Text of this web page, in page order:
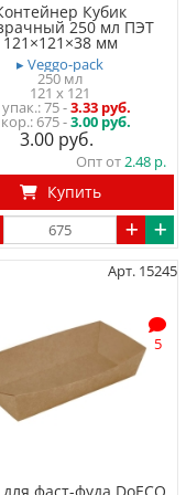
Кубик
250 мл ПЭТ
121×121×38 мм
▸ Veggo-pack
250 мл
121 x 121
75-3.33 руб.
675 -3.00 руб.
3.00
Опт от2.48
Купить
Арт. 15245
5